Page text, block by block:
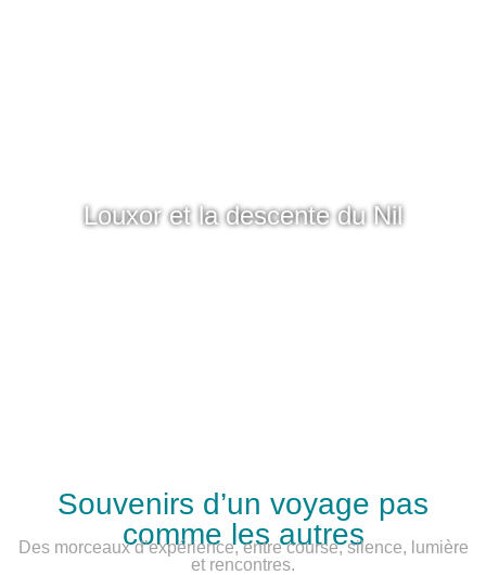
Louxor et la descente du Nil
Souvenirs d’un voyage pas
comme les autres
Des morceaux d’expérience, entre course, silence, lumière
et rencontres.